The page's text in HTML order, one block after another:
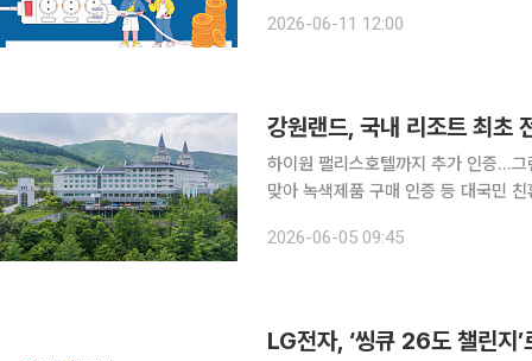
원까지 인상된다. 기후에너
2026-06-11 12:00
강원랜드, 국내 리조트 최초
하이원 팰리스호텔까지 추가 인증…그
맞아 녹색제품 구매 인증 등 대국민 친환경 이벤트 전개 강원랜드
날’을 맞아 하이원 팰리스호텔이 최근
2026-06-05 09:45
LG전자, ‘씽큐 26도 챌린지